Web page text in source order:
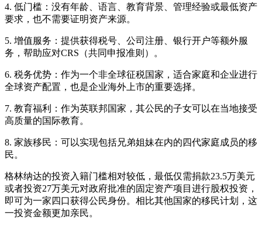
4. 低门槛：没有年龄、语言、教育背景、管理经验或最低资产
要求，也不需要证明资产来源。
5. 增值服务：提供获得税号、公司注册、银行开户等额外服
务，帮助应对CRS（共同申报准则）。
6. 税务优势：作为一个非全球征税国家，适合家庭和企业进行
全球资产配置，也是企业海外上市的重要选择。
7. 教育福利：作为英联邦国家，其公民的子女可以在当地接受
高质量的国际教育。
8. 家族移民：可以实现包括兄弟姐妹在内的四代家庭成员的移
民。
格林纳达的投资入籍门槛相对较低，最低仅需捐款23.5万美元
或者投资27万美元对政府批准的固定资产项目进行股权投资，
即可为一家四口获得公民身份。相比其他国家的移民计划，这
一投资金额更加亲民。